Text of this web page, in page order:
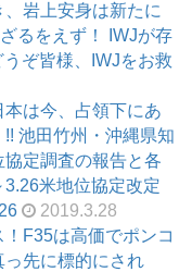
岩上安身は新たに
るをえず！ IWJが存
ぞ皆様、IWJをお救
は今、占領下にあ
池田竹州・沖縄県知
定調査の報告と各
米地位協定改定
2019.3.28
F35は高価でポンコ
先に標的にされ